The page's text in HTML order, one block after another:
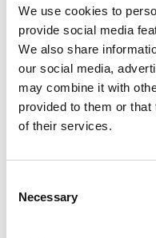
We use cookies to
provide social media
We also share
our social media,
may combine it with
provided to them or
of their services.
Selection
Necessary
Le Deep Learning(ou «
une sous-catégorie du
exécuter des tâches
précision accrue. En
neuronaux artificiels
ainsi que sur
validées, il est
de plusieurs couches
Un exemple
triage des e-mails des
questions, les